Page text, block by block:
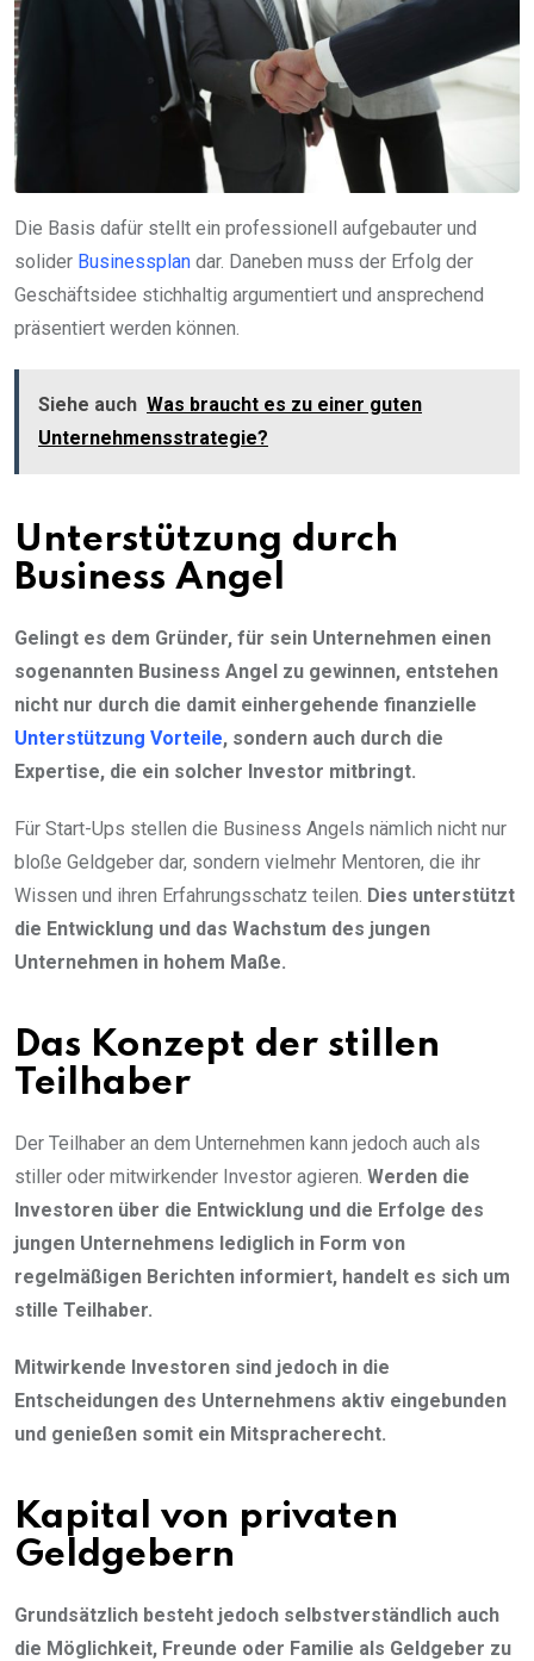
Die Basis dafür stellt ein professionell aufgebauter und
solider Businessplan dar. Daneben muss der Erfolg der
Geschäftsidee stichhaltig argumentiert und ansprechend
präsentiert werden können.
Siehe auch Was braucht es zu einer guten
Unternehmensstrategie?
Unterstützung durch
Business Angel
Gelingt es dem Gründer, für sein Unternehmen einen
sogenannten Business Angel zu gewinnen, entstehen
nicht nur durch die damit einhergehende finanzielle
Unterstützung Vorteile, sondern auch durch die
Expertise, die ein solcher Investor mitbringt.
Für Start-Ups stellen die Business Angels nämlich nicht nur
bloße Geldgeber dar, sondern vielmehr Mentoren, die ihr
Wissen und ihren Erfahrungsschatz teilen. Dies unterstützt
die Entwicklung und das Wachstum des jungen
Unternehmen in hohem Maße.
Das Konzept der stillen
Teilhaber
Der Teilhaber an dem Unternehmen kann jedoch auch als
stiller oder mitwirkender Investor agieren. Werden die
Investoren über die Entwicklung und die Erfolge des
jungen Unternehmens lediglich in Form von
regelmäßigen Berichten informiert, handelt es sich um
stille Teilhaber.
Mitwirkende Investoren sind jedoch in die
Entscheidungen des Unternehmens aktiv eingebunden
und genießen somit ein Mitspracherecht.
Kapital von privaten
Geldgebern
Grundsätzlich besteht jedoch selbstverständlich auch
die Möglichkeit, Freunde oder Familie als Geldgeber zu